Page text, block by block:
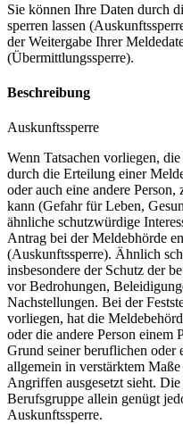
Sie können Ihre Daten durch
sperren lassen
der Weitergabe Ihrer
(Übermittlungssperre).
Beschreibung
Auskunftssperre
Wenn Tatsachen vorliegen,
durch die Erteilung einer
oder auch eine andere
kann (Gefahr für Leben,
ähnliche schutzwürdige
Antrag bei der Meldebhörde
(Auskunftssperre). Ähnlich
insbesondere der Schutz der
vor Bedrohungen,
Nachstellungen. Bei der
vorliegen, hat die
oder die andere Person einem
Grund seiner beruflichen oder
allgemein in verstärktem
Angriffen ausgesetzt sieht.
Berufsgruppe allein genügt
Auskunftssperre.